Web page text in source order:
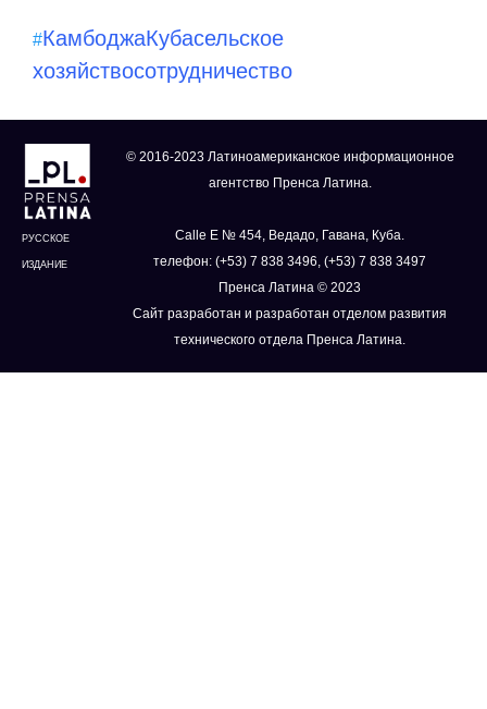
#КамбоджаКубасельское
хозяйствосотрудничество
РУССКОЕ
ИЗДАНИЕ
© 2016-2023 Латиноамериканское информационное
агентство Пренса Латина.
Calle E № 454, Ведадо, Гавана, Куба.
телефон: (+53) 7 838 3496, (+53) 7 838 3497
Пренса Латина © 2023
Сайт разработан и разработан отделом развития
технического отдела Пренса Латина.